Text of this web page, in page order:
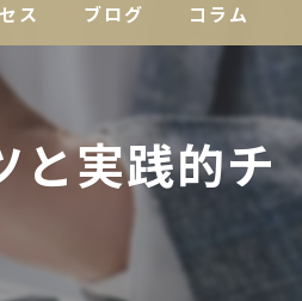
ス ブログ コラム
と実践的チ